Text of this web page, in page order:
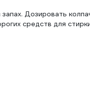
Дозировать
средств для